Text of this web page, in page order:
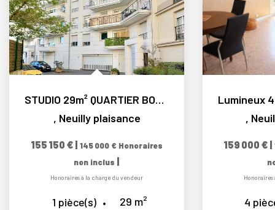
STUDIO 29m² QUARTIER BORDS DE MARNE
, Neuilly plaisance
155 150 € | 145 000 € Honoraires
non inclus |
Honoraires à la charge du vendeur
1 pièce(s) 29 m²
,
159 000 € |
4